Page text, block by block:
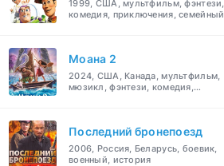
1999, США, мультфильм, фэнтези,
комедия, приключения, семейный
Моана 2
2024, США, Канада, мультфильм,
мюзикл, фэнтези, комедия,
Последний бронепоезд
2006, Россия, Беларусь, боевик,
военный, история